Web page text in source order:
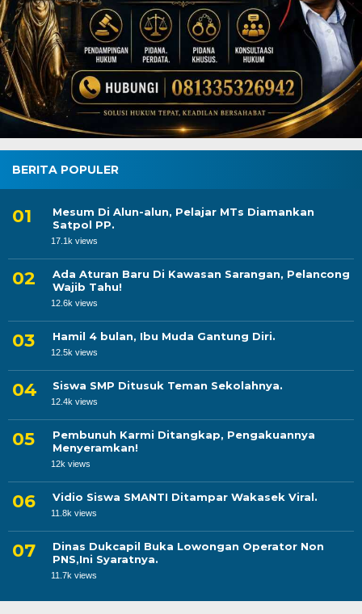
BERITA POPULER
Mesum Di Alun-alun, Pelajar MTs Diamankan
Satpol PP.
17.1k views
Ada Aturan Baru Di Kawasan Sarangan, Pelancong
Wajib Tahu!
12.6k views
Hamil 4 bulan, Ibu Muda Gantung Diri.
12.5k views
Siswa SMP Ditusuk Teman Sekolahnya.
12.4k views
Pembunuh Karmi Ditangkap, Pengakuannya
Menyeramkan!
12k views
Vidio Siswa SMANTI Ditampar Wakasek Viral.
11.8k views
Dinas Dukcapil Buka Lowongan Operator Non
PNS,Ini Syaratnya.
11.7k views